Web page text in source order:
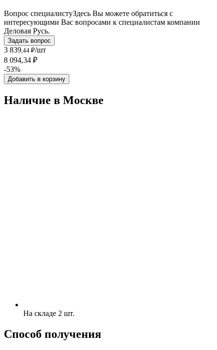
Вопрос специалистуЗдесь Вы можете обратиться с
интересующими Вас вопросами к специалистам компании
Деловая Русь.
Задать вопрос
3 839 ,44 ₽/шт
8 094,34 ₽
-53%
Добавить в корзину
Наличие в Москвe
На складе 2 шт.
Способ получения